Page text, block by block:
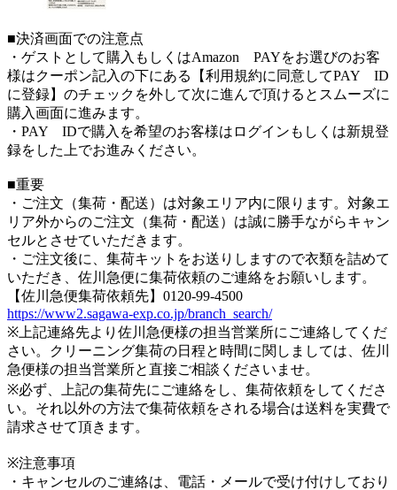
■決済画面での注意点
・ゲストとして購入もしくはAmazon PAYをお選びのお客
様はクーポン記入の下にある【利用規約に同意してPAY ID
に登録】のチェックを外して次に進んで頂けるとスムーズに
購入画面に進みます。
・PAY IDで購入を希望のお客様はログインもしくは新規登
録をした上でお進みください。
■重要
・ご注文（集荷・配送）は対象エリア内に限ります。対象エ
リア外からのご注文（集荷・配送）は誠に勝手ながらキャン
セルとさせていただきます。
・ご注文後に、集荷キットをお送りしますので衣類を詰めて
いただき、佐川急便に集荷依頼のご連絡をお願いします。
【佐川急便集荷依頼先】0120-99-4500
https://www2.sagawa-exp.co.jp/branch_search/
※上記連絡先より佐川急便様の担当営業所にご連絡してくだ
さい。クリーニング集荷の日程と時間に関しましては、佐川
急便様の担当営業所と直接ご相談くださいませ。
※必ず、上記の集荷先にご連絡をし、集荷依頼をしてくださ
い。それ以外の方法で集荷依頼をされる場合は送料を実費で
請求させて頂きます。
※注意事項
・キャンセルのご連絡は、電話・メールで受け付けしており